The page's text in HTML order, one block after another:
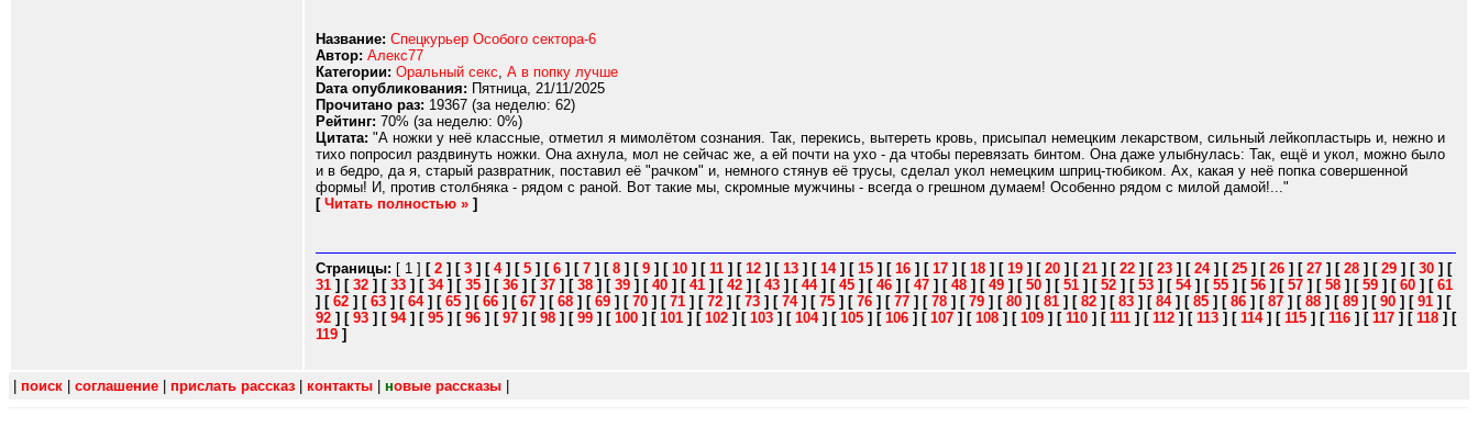
Название: Спецкурьер Особого сектора-6
Автор: Алекс77
Категории: Оральный секс, А в попку лучше
Dата опубликования: Пятница, 21/11/2025
Прочитано раз: 19367 (за неделю: 62)
Рейтинг: 70% (за неделю: 0%)
Цитата: "А ножки у неё классные, отметил я мимолётом сознания. Так, перекись, вытереть кровь, присыпал немецким лекарством, сильный лейкопластырь и, нежно и
тихо попросил раздвинуть ножки. Она ахнула, мол не сейчас же, а ей почти на ухо - да чтобы перевязать бинтом. Она даже улыбнулась: Так, ещё и укол, можно было
и в бедро, да я, старый развратник, поставил её "рачком" и, немного стянув её трусы, сделал укол немецким шприц-тюбиком. Ах, какая у неё попка совершенной
формы! И, против столбняка - рядом с раной. Вот такие мы, скромные мужчины - всегда о грешном думаем! Особенно рядом с милой дамой!..."
[ Читать полностью » ]
Страницы: [ 1 ] [ 2 ] [ 3 ] [ 4] [ 5 ] [ 6 ] [ 7 ] [ 8 ] [ 9 ] [ 10 ] [ 11 ] [ 12 ] [ 13 ] [ 14] [ 15 ] [ 16 ] [ 17 ] [ 18 ] [ 19 ] [ 20 ] [ 21 ] [ 22 ] [ 23 ] [ 24] [ 25 ] [ 26 ] [ 27 ] [ 28 ] [ 29 ] [ 30 ] [
31 ] [ 32 ] [ 33 ] [ 34] [ 35 ] [ 36 ] [ 37 ] [ 38 ] [ 39 ] [ 40 ] [ 41 ] [ 42 ] [ 43 ] [ 44] [ 45 ] [ 46 ] [ 47 ] [ 48 ] [ 49 ] [ 50 ] [ 51 ] [ 52 ] [ 53 ] [ 54] [ 55 ] [ 56 ] [ 57 ] [ 58 ] [ 59 ] [ 60 ] [ 61
] [ 62 ] [ 63 ] [ 64] [ 65 ] [ 66 ] [ 67 ] [ 68 ] [ 69 ] [ 70 ] [ 71 ] [ 72 ] [ 73 ] [ 74] [ 75 ] [ 76 ] [ 77 ] [ 78 ] [ 79 ] [ 80 ] [ 81 ] [ 82 ] [ 83 ] [ 84] [ 85 ] [ 86 ] [ 87 ] [ 88 ] [ 89 ] [ 90 ] [ 91 ] [
92 ] [ 93 ] [ 94] [ 95 ] [ 96 ] [ 97 ] [ 98 ] [ 99 ] [ 100 ] [ 101 ] [ 102 ] [ 103 ] [ 104] [ 105 ] [ 106 ] [ 107 ] [ 108 ] [ 109 ] [ 110 ] [ 111 ] [ 112 ] [ 113 ] [ 114] [ 115 ] [ 116 ] [ 117 ] [ 118 ] [
119 ]
поиск соглашение прислать рассказ контакты новые рассказы